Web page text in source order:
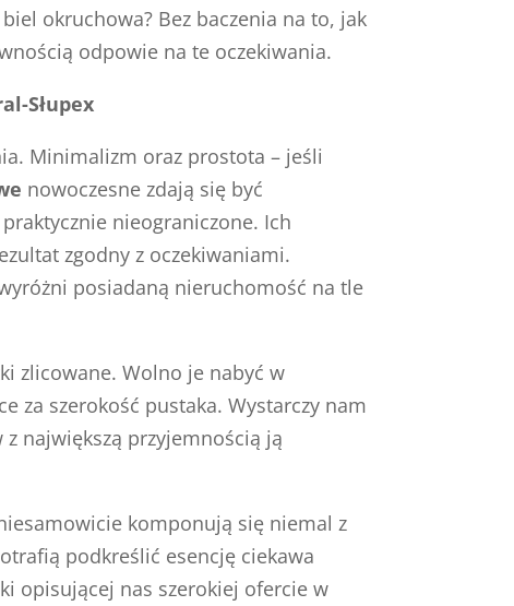
okruchowa? Bez baczenia na to, jak
odpowie na te oczekiwania.
Słupex
Minimalizm oraz prostota – jeśli
nowoczesne zdają się być
nieograniczone. Ich
zgodny z oczekiwaniami.
posiadaną nieruchomość na tle
zlicowane. Wolno je nabyć w
za szerokość pustaka. Wystarczy nam
największą przyjemnością ją
komponują się niemal z
podkreślić esencję ciekawa
opisującej nas szerokiej ofercie w